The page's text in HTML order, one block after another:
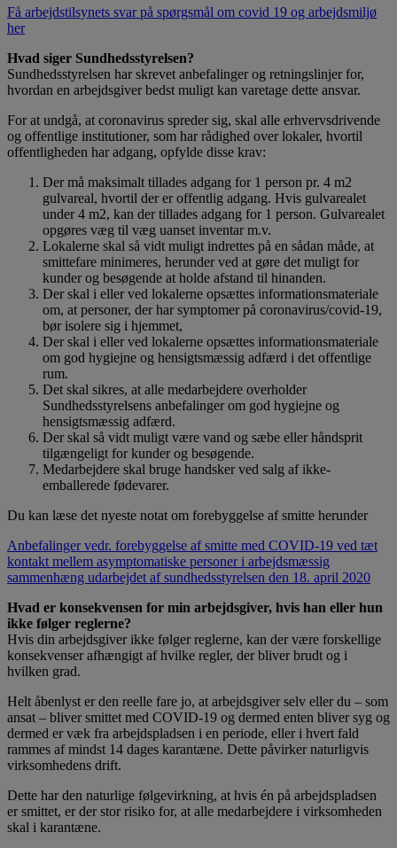
Få arbejdstilsynets svar på spørgsmål om covid 19 og arbejdsmiljø
her
Hvad siger Sundhedsstyrelsen?
Sundhedsstyrelsen har skrevet anbefalinger og retningslinjer for,
hvordan en arbejdsgiver bedst muligt kan varetage dette ansvar.
For at undgå, at coronavirus spreder sig, skal alle erhvervsdrivende
og offentlige institutioner, som har rådighed over lokaler, hvortil
offentligheden har adgang, opfylde disse krav:
Der må maksimalt tillades adgang for 1 person pr. 4 m2
gulvareal, hvortil der er offentlig adgang. Hvis gulvarealet
under 4 m2, kan der tillades adgang for 1 person. Gulvarealet
opgøres væg til væg uanset inventar m.v.
Lokalerne skal så vidt muligt indrettes på en sådan måde, at
smittefare minimeres, herunder ved at gøre det muligt for
kunder og besøgende at holde afstand til hinanden.
Der skal i eller ved lokalerne opsættes informationsmateriale
om, at personer, der har symptomer på coronavirus/covid-19,
bør isolere sig i hjemmet,
Der skal i eller ved lokalerne opsættes informationsmateriale
om god hygiejne og hensigtsmæssig adfærd i det offentlige
rum.
Det skal sikres, at alle medarbejdere overholder
Sundhedsstyrelsens anbefalinger om god hygiejne og
hensigtsmæssig adfærd.
Der skal så vidt muligt være vand og sæbe eller håndsprit
tilgængeligt for kunder og besøgende.
Medarbejdere skal bruge handsker ved salg af ikke-
emballerede fødevarer.
Du kan læse det nyeste notat om forebyggelse af smitte herunder
Anbefalinger vedr. forebyggelse af smitte med COVID-19 ved tæt
kontakt mellem asymptomatiske personer i arbejdsmæssig
sammenhæng udarbejdet af sundhedsstyrelsen den 18. april 2020
Hvad er konsekvensen for min arbejdsgiver, hvis han eller hun
ikke følger reglerne?
Hvis din arbejdsgiver ikke følger reglerne, kan der være forskellige
konsekvenser afhængigt af hvilke regler, der bliver brudt og i
hvilken grad.
Helt åbenlyst er den reelle fare jo, at arbejdsgiver selv eller du – som
ansat – bliver smittet med COVID-19 og dermed enten bliver syg og
dermed er væk fra arbejdspladsen i en periode, eller i hvert fald
rammes af mindst 14 dages karantæne. Dette påvirker naturligvis
virksomhedens drift.
Dette har den naturlige følgevirkning, at hvis én på arbejdspladsen
er smittet, er der stor risiko for, at alle medarbejdere i virksomheden
skal i karantæne.